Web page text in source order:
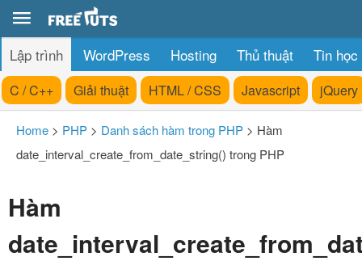
Lập trình WordPress Hosting Thủ thuật Tin học
C / C++ Giải thuật HTML / CSS Javascript jQuery
Home > PHP > Danh sách hàm trong PHP > Hàm
date_interval_create_from_date_string() trong PHP
Hàm